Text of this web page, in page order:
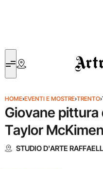
Artribune
HOME›EVENTI E MOSTRE›TRENTO›
Giovane
Taylor
STUDIO D'ARTE